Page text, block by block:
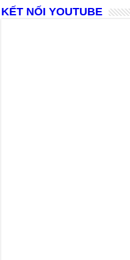
KẾT NỐI YOUTUBE